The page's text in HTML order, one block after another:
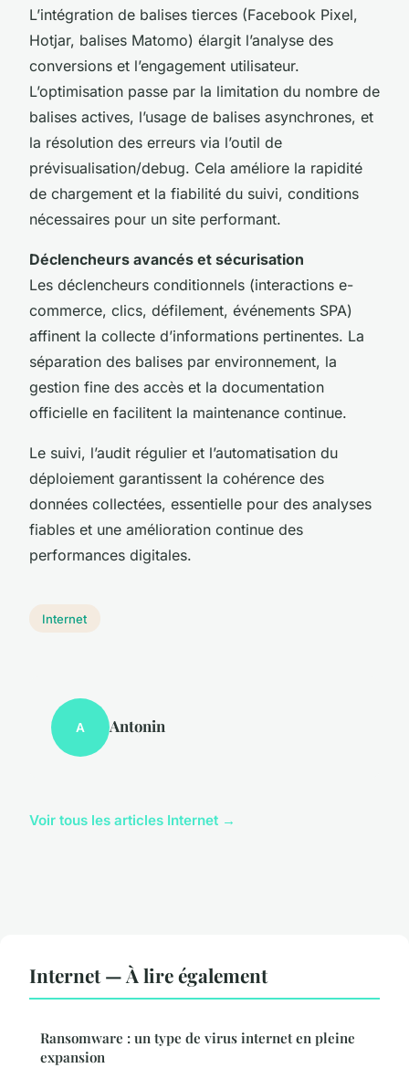
L’intégration de balises tierces (Facebook Pixel,
Hotjar, balises Matomo) élargit l’analyse des
conversions et l’engagement utilisateur.
L’optimisation passe par la limitation du nombre de
balises actives, l’usage de balises asynchrones, et
la résolution des erreurs via l’outil de
prévisualisation/debug. Cela améliore la rapidité
de chargement et la fiabilité du suivi, conditions
nécessaires pour un site performant.
Déclencheurs avancés et sécurisation
Les déclencheurs conditionnels (interactions e-
commerce, clics, défilement, événements SPA)
affinent la collecte d’informations pertinentes. La
séparation des balises par environnement, la
gestion fine des accès et la documentation
officielle en facilitent la maintenance continue.
Le suivi, l’audit régulier et l’automatisation du
déploiement garantissent la cohérence des
données collectées, essentielle pour des analyses
fiables et une amélioration continue des
performances digitales.
Internet
A Antonin
Voir tous les articles Internet →
Internet — À lire également
Ransomware : un type de virus internet en pleine
expansion